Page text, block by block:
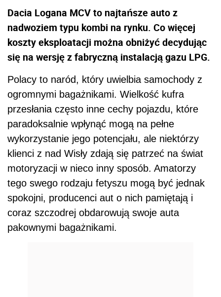
Dacia Logana MCV to najtańsze auto z
nadwoziem typu kombi na rynku. Co więcej
koszty eksploatacji można obniżyć decydując
się na wersję z fabryczną instalacją gazu LPG.
Polacy to naród, który uwielbia samochody z
ogromnymi bagażnikami. Wielkość kufra
przesłania często inne cechy pojazdu, które
paradoksalnie wpłynąć mogą na pełne
wykorzystanie jego potencjału, ale niektórzy
klienci z nad Wisły zdają się patrzeć na świat
motoryzacji w nieco inny sposób. Amatorzy
tego swego rodzaju fetyszu mogą być jednak
spokojni, producenci aut o nich pamiętają i
coraz szczodrej obdarowują swoje auta
pakownymi bagażnikami.